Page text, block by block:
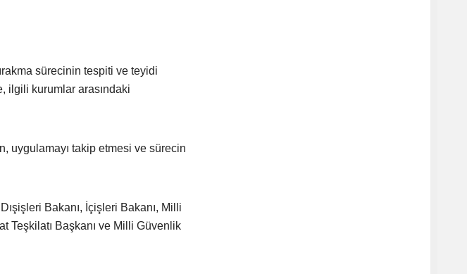
sürecinin tespiti ve teyidi
ilgili kurumlar arasındaki
uygulamayı takip etmesi ve sürecin
Bakanı, İçişleri Bakanı, Milli
Teşkilatı Başkanı ve Milli Güvenlik